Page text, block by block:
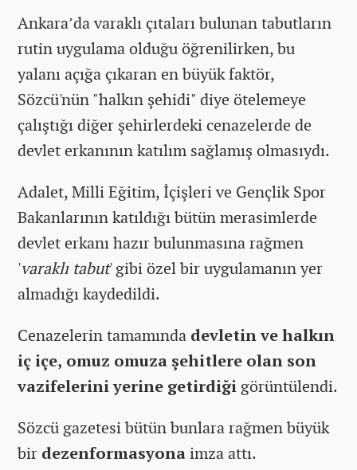
Ankara’da varaklı çıtaları bulunan tabutların
rutin uygulama olduğu öğrenilirken, bu
yalanı açığa çıkaran en büyük faktör,
Sözcü'nün "halkın şehidi" diye ötelemeye
çalıştığı diğer şehirlerdeki cenazelerde de
devlet erkanının katılım sağlamış olmasıydı.
Adalet, Milli Eğitim, İçişleri ve Gençlik Spor
Bakanlarının katıldığı bütün merasimlerde
devlet erkanı hazır bulunmasına rağmen
'varaklı tabut' gibi özel bir uygulamanın yer
almadığı kaydedildi.
Cenazelerin tamamında devletin ve halkın
iç içe, omuz omuza şehitlere olan son
vazifelerini yerine getirdiği görüntülendi.
Sözcü gazetesi bütün bunlara rağmen büyük
bir dezenformasyonaimza attı.